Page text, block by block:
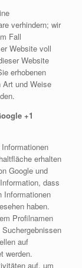
verhindern; wir
Fall
Website voll
Website
erhobenen
Art und Weise
+1
erhalten
Google und
dass
Informationen
haben.
Profilnamen
auf
werden.
auf, um